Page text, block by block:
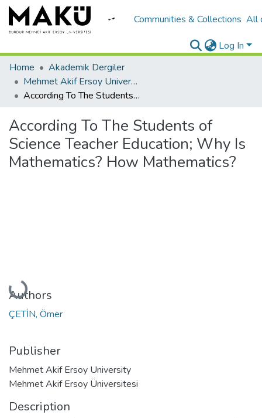
Communities & Collections All
Log In
Home
Akademik Dergiler
Mehmet Akif Ersoy University Journal of Education Faculty
According To The Students of Science Teacher Education; Why Is Mathematics? How Mathematics?
According To The Students of
Science Teacher Education; Why Is
Mathematics? How Mathematics?
Loading...
Authors
ÇETİN, Ömer
Publisher
Mehmet Akif Ersoy University
Mehmet Akif Ersoy Üniversitesi
Description